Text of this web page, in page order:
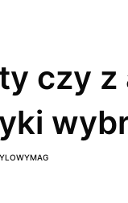
czy z